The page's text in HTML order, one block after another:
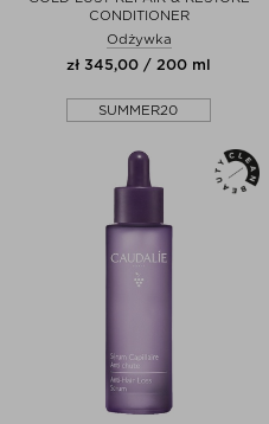
CONDITIONER
Odżywka
zł 345,00 / 200 ml
SUMMER20